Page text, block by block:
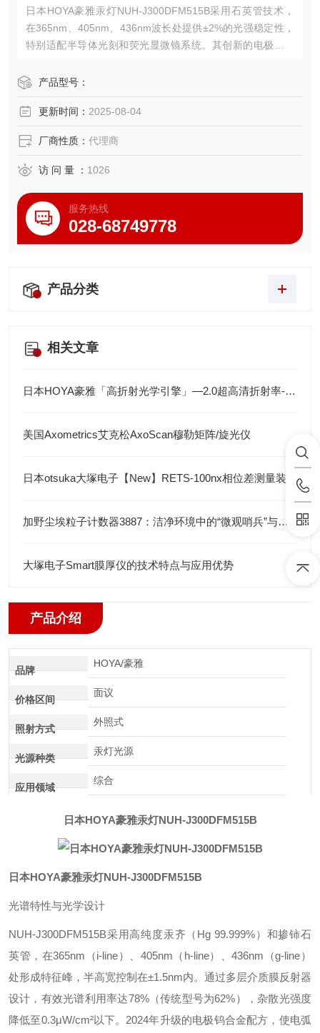
日本HOYA豪雅汞灯NUH-J300DFM515B采用石英管技术，
在365nm、405nm、436nm波长处提供±2%的光强稳定性，
特别适配半导体光刻和荧光显微镜系统。其创新的电极结构
剂量精确控制，在300W额定功率下可实现8000小时寿命
扰。
产品型号：
更新时间： 2025-08-04
厂商性质： 代理商
访 问 量 ： 1026
服务热线
028-68749778
产品分类
相关文章
日本HOYA豪雅「高折射光学引擎」—2.0超高清折射率-总代理藤田光学
美国Axometrics艾克松AxoScan穆勒矩阵/旋光仪
日本otsuka大塚电子【New】RETS-100nx相位差测量装置
加野尘埃粒子计数器3887：洁净环境中的“微观哨兵”与洁净度“审计官”
大塚电子Smart膜厚仪的技术特点与应用优势
产品介绍
品牌
HOYA/豪雅
价格区间
面议
照射方式
外照式
光源种类
汞灯光源
应用领域
综合
日本HOYA豪雅汞灯NUH-J300DFM515B
日本HOYA豪雅汞灯NUH-J300DFM515B
光谱特性与光学设计‌
NUH-J300DFM515B采用高纯度汞齐（Hg 99.999%）和掺铈石
英管，在365nm（i-line）、405nm（h-line）、436nm（g-line）
处形成特征峰，半高宽控制在±1.5nm内。通过多层介质膜反射器
设计，有效光谱利用率达78%（传统型号为62%），杂散光强度
降低至0.3μW/cm²以下。2024年升级的电极钨合金配方，使电弧